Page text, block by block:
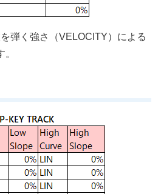
弾く強さ（VELOCITY）による